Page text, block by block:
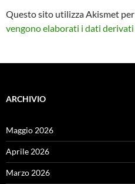
Questo sito utilizza Akismet
vengono elaborati i dati
ARCHIVIO
Maggio 2026
Aprile 2026
Marzo 2026